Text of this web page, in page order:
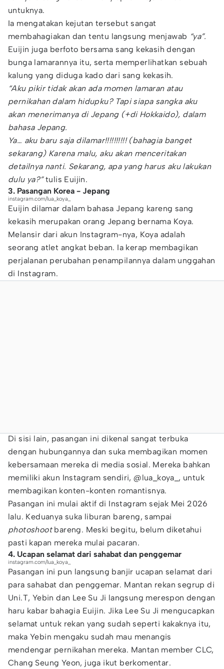
untuknya.
Ia mengatakan kejutan tersebut sangat
membahagiakan dan tentu langsung menjawab “ya”.
Euijin juga berfoto bersama sang kekasih dengan
bunga lamarannya itu, serta memperlihatkan sebuah
kalung yang diduga kado dari sang kekasih.
“Aku pikir tidak akan ada momen lamaran atau
pernikahan dalam hidupku? Tapi siapa sangka aku
akan menerimanya di Jepang (+di Hokkaido), dalam
bahasa Jepang.
Ya… aku baru saja dilamar!!!!!!!!!! (bahagia banget
sekarang) Karena malu, aku akan menceritakan
detailnya nanti. Sekarang, apa yang harus aku lakukan
dulu ya?”tulis Euijin.
3. Pasangan Korea - Jepang
instagram.com/lua_koya_
Euijin dilamar dalam bahasa Jepang kareng sang
kekasih merupakan orang Jepang bernama Koya.
Melansir dari akun Instagram-nya, Koya adalah
seorang atlet angkat beban. Ia kerap membagikan
perjalanan perubahan penampilannya dalam unggahan
di Instagram.
Di sisi lain, pasangan ini dikenal sangat terbuka
dengan hubungannya dan suka membagikan momen
kebersamaan mereka di media sosial. Mereka bahkan
memiliki akun Instagram sendiri, @lua_koya_, untuk
membagikan konten-konten romantisnya.
Pasangan ini mulai aktif di Instagram sejak Mei 2026
lalu. Keduanya suka liburan bareng, sampai
photoshoot bareng. Meski begitu, belum diketahui
pasti kapan mereka mulai pacaran.
4. Ucapan selamat dari sahabat dan penggemar
instagram.com/lua_koya_
Pasangan ini pun langsung banjir ucapan selamat dari
para sahabat dan penggemar. Mantan rekan segrup di
Uni.T, Yebin dan Lee Su Ji langsung merespon dengan
haru kabar bahagia Euijin. Jika Lee Su Ji mengucapkan
selamat untuk rekan yang sudah seperti kakaknya itu,
maka Yebin mengaku sudah mau menangis
mendengar pernikahan mereka. Mantan member CLC,
Chang Seung Yeon, juga ikut berkomentar.